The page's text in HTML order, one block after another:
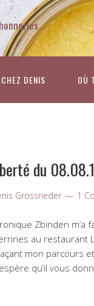
CHEZ DENIS OÙ
du
Grossrieder 1
Zbinden m’a
au restaurant
mon parcours
qu’il vous